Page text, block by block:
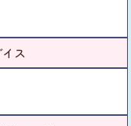
ス